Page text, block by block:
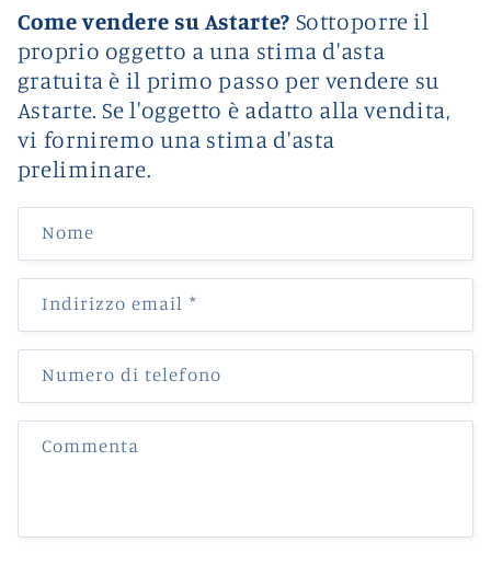
Come vendere su Astarte? Sottoporre il
proprio oggetto a una stima d'asta
gratuita è il primo passo per vendere su
Astarte. Se l'oggetto è adatto alla vendita,
vi forniremo una stima d'asta
preliminare.
Nome
Indirizzo email *
Numero di telefono
Commenta